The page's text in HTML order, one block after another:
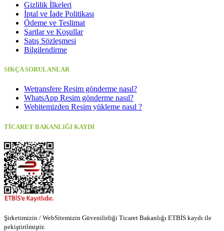
Gizlilik İlkeleri
İptal ve İade Politikası
Ödeme ve Teslimat
Şartlar ve Koşullar
Satış Sözleşmesi
Bilgilendirme
SIKÇA SORULANLAR
Wetransfere Resim gönderme nasıl?
WhatsApp Resim gönderme nasıl?
Webitemizden Resim yükleme nasıl ?
TİCARET BAKANLIĞI KAYDI
Şirketimizin / WebSitemizin Güvenilirliği Ticaret Bakanlığı ETBİS kaydı ile
pekiştirilmiştir.